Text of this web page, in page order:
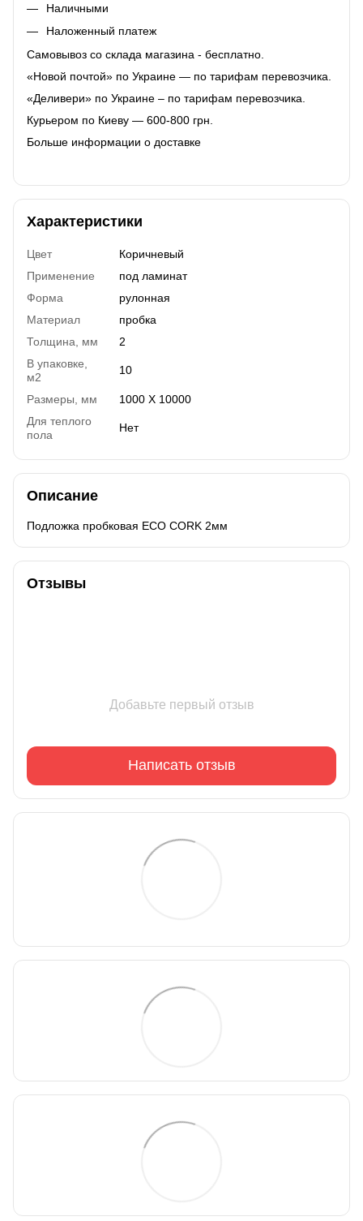
Наличными
Наложенный платеж
Самовывоз со склада магазина - бесплатно.
«Новой почтой» по Украине — по тарифам перевозчика.
«Деливери» по Украине – по тарифам перевозчика.
Курьером по Киеву — 600-800 грн.
Больше информации о доставке
Характеристики
Цвет
Коричневый
Применение
под ламинат
Форма
рулонная
Материал
пробка
Толщина, мм
2
В упаковке,
м2
10
Размеры, мм
1000 Х 10000
Для теплого
пола
Нет
Описание
Подложка пробковая ECO CORK 2мм
Отзывы
Добавьте первый отзыв
Написать отзыв